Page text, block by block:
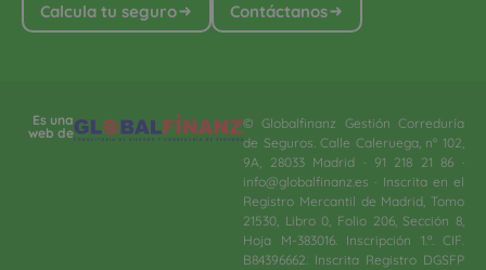
Calcula tu seguro Contáctanos
Es una
web de
© Globalfinanz Gestión Correduría
de Seguros. Calle Caleruega, nº 102,
9A, 28033 Madrid · 91 218 21 86 ·
info@globalfinanz.es · Inscrita en el
Registro Mercantil de Madrid, Tomo
21530, Libro 0, Folio 206, Sección 8,
Hoja M-383016. Inscripción 1.ª. CIF.
B84396662. Inscrita Registro DGSFP